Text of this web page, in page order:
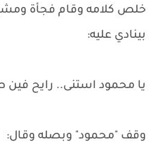
خلص كلامه وقام فجأة
بينادي عليه:
يا محمود استنى.. رايح فين
وقف "محمود" وبصله وقال: